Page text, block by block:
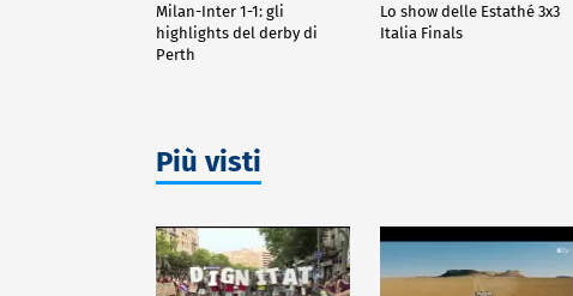
Milan-Inter 1-1: gli
highlights del derby di
Perth
Lo show delle Estathé 3x3
Italia Finals
Più visti